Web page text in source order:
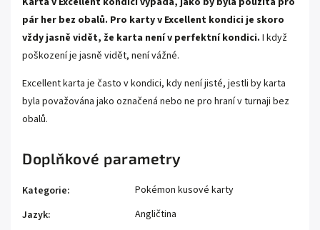
pár her bez obalů. Pro karty v Excellent kondici je skoro
vždy jasně vidět, že karta není v perfektní kondici. I když
poškození je jasně vidět, není vážné.
Excellent karta je často v kondici, kdy není jisté, jestli by karta
byla považována jako označená nebo ne pro hraní v turnaji bez
obalů.
Doplňkové parametry
Kategorie:
Pokémon kusové karty
Jazyk:
Angličtina